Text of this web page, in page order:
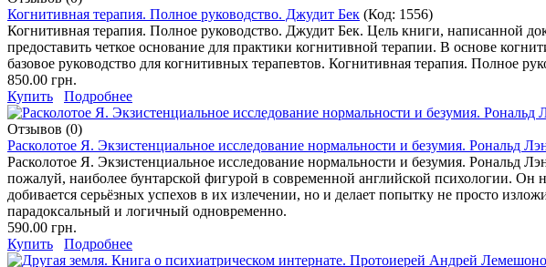
Когнитивная терапия. Полное руководство. Джудит Бек (Код: 1556)
Когнитивная терапия. Полное руководство. Джудит Бек. Цель книги, написанной
предоставить четкое основание для практики когнитивной терапии. В основе
базовое руководство для когнитивных терапевтов. Когнитивная терапия. Полное
850.00 грн.
Купить
Подробнее
Отзывов (0)
Расколотое Я. Экзистенциальное исследование нормальности и безумия. Рональд
Расколотое Я. Экзистенциальное исследование нормальности и безумия. Рональд
пожалуй, наиболее бунтарской фигурой в современной английской психологии. Он
добивается серьёзных успехов в их излечении, но и делает попытку не просто
парадоксальный и логичный одновременно.
590.00 грн.
Купить
Подробнее